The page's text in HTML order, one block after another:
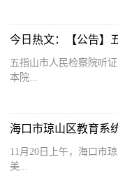
今日热文：【公告】
五指山市人民检察院听
本院...
海口市琼山区教育系
11月20日上午，海口市
美...